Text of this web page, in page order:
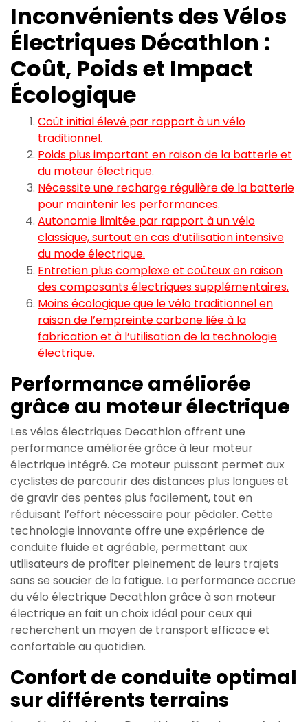
Inconvénients des Vélos
Électriques Décathlon :
Coût, Poids et Impact
Écologique
Coût initial élevé par rapport à un vélo
traditionnel.
Poids plus important en raison de la batterie et
du moteur électrique.
Nécessite une recharge régulière de la batterie
pour maintenir les performances.
Autonomie limitée par rapport à un vélo
classique, surtout en cas d’utilisation intensive
du mode électrique.
Entretien plus complexe et coûteux en raison
des composants électriques supplémentaires.
Moins écologique que le vélo traditionnel en
raison de l’empreinte carbone liée à la
fabrication et à l’utilisation de la technologie
électrique.
Performance améliorée
grâce au moteur électrique
Les vélos électriques Decathlon offrent une
performance améliorée grâce à leur moteur
électrique intégré. Ce moteur puissant permet aux
cyclistes de parcourir des distances plus longues et
de gravir des pentes plus facilement, tout en
réduisant l’effort nécessaire pour pédaler. Cette
technologie innovante offre une expérience de
conduite fluide et agréable, permettant aux
utilisateurs de profiter pleinement de leurs trajets
sans se soucier de la fatigue. La performance accrue
du vélo électrique Decathlon grâce à son moteur
électrique en fait un choix idéal pour ceux qui
recherchent un moyen de transport efficace et
confortable au quotidien.
Confort de conduite optimal
sur différents terrains